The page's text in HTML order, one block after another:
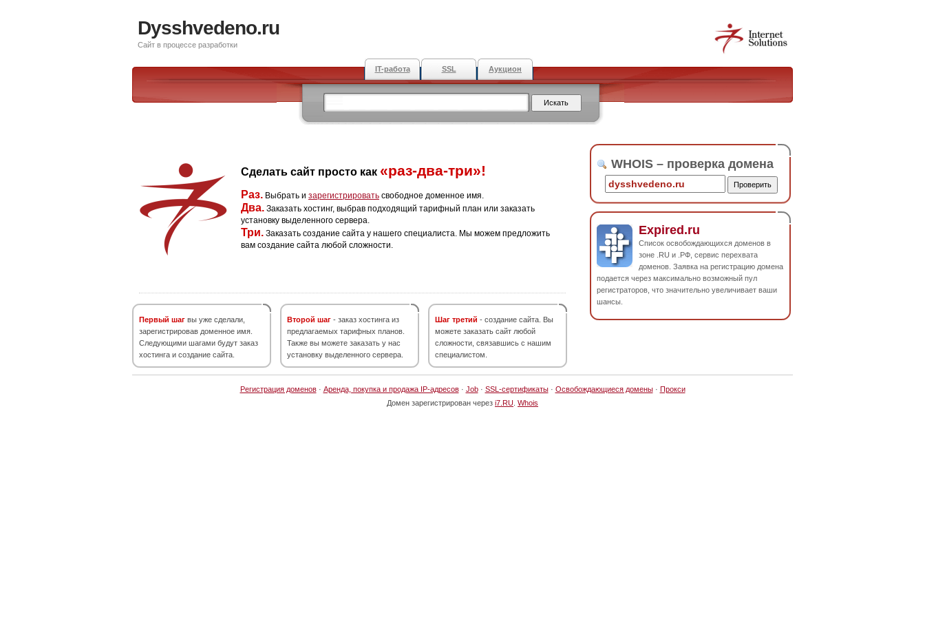
Dysshvedeno.ru
Сайт в процессе разработки
IT-работа SSL Аукцион
Сделать сайт просто как «раз-два-три»!
Раз. Выбрать и зарегистрировать свободное доменное имя.
Два. Заказать хостинг, выбрав подходящий тарифный план или заказать
установку выделенного сервера.
Три. Заказать создание сайта у нашего специалиста. Мы можем предложить
вам создание сайта любой сложности.
Первый шаг вы уже сделали,
зарегистрировав доменное имя.
Следующими шагами будут заказ
хостинга и создание сайта.
Второй шаг - заказ хостинга из
предлагаемых тарифных планов.
Также вы можете заказать у нас
установку выделенного сервера.
Шаг третий - создание сайта. Вы
можете заказать сайт любой
сложности, связавшись с нашим
специалистом.
WHOIS – проверка домена
Expired.ru
Список освобождающихся доменов в
зоне .RU и .РФ, сервис перехвата
доменов. Заявка на регистрацию домена
подается через максимально возможный пул
регистраторов, что значительно увеличивает ваши
шансы.
Регистрация доменов· Аренда, покупка и продажа IP-адресов· Job· SSL-сертификаты· Освобождающиеся домены· Прокси
Домен зарегистрирован через i7.RU Whois